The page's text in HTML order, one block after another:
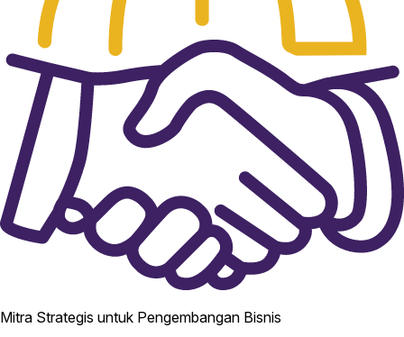
Mitra Strategis untuk Pengembangan Bisnis